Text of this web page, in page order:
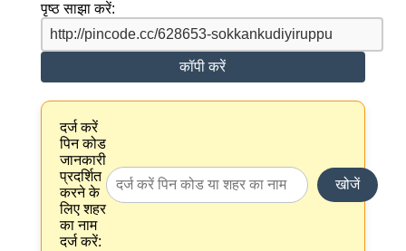
पृष्ठ साझा करें:
कॉपी करें
दर्ज करें
पिन कोड
जानकारी
प्रदर्शित
करने के
लिए शहर
का नाम
दर्ज करें:
खोजें